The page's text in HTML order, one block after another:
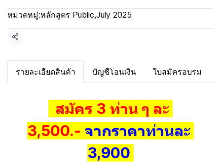
หมวดหมู่:หลักสูตร Public,July 2025
แชร์
รายละเอียดสินค้า บัญชีโอนเงิน ใบสมัครอบรม
สมัคร 3 ท่าน ๆ ละ
3,500.- จากราคาท่านละ
3,900